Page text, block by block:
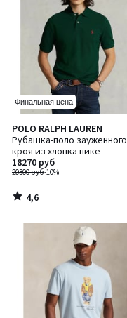
Финальная цена
POLO RALPH LAUREN
Рубашка-поло зауженного
кроя из хлопка пике
20300 руб-10%
18270 руб
4,6
/ 5
4,6
/